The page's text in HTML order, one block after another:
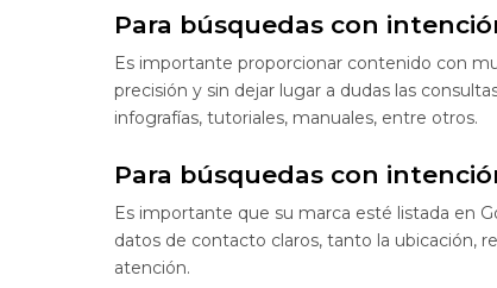
Para búsquedas con
Es importante proporcionar contenido con
precisión y sin dejar lugar a dudas las
infografías, tutoriales, manuales, entre otros.
Para búsquedas con
Es importante que su marca esté listada en
datos de contacto claros, tanto la ubicación,
atención.